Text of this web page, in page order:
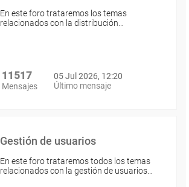
En este foro trataremos los temas
relacionados con la distribución…
11517
Mensajes
05 Jul 2026, 12:20
Último mensaje
Gestión de usuarios
En este foro trataremos todos los temas
relacionados con la gestión de usuarios…